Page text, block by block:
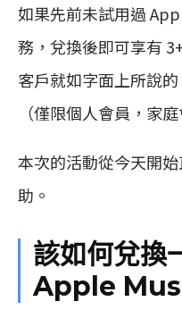
如果先前未試用過
務，兌換後即可享有
客戶就如字面上所說
（僅限個人會員，家
本次的活動從今天開
助。
該如何兌換
Apple